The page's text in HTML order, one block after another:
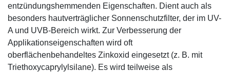
entzündungshemmenden Eigenschaften. Dient auch als
besonders hautverträglicher Sonnenschutzfilter, der im UV-
A und UVB-Bereich wirkt. Zur Verbesserung der
Applikationseigenschaften wird oft
oberflächenbehandeltes Zinkoxid eingesetzt (z. B. mit
Triethoxycaprylylsilane). Es wird teilweise als